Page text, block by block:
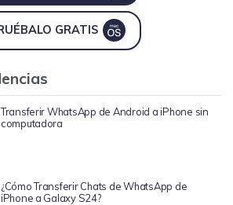
GRATIS󠀲󠀩󠀡󠀠󠀡󠀠󠀣󠀥󠀳
Transferir WhatsApp de Android a iPhone sin
computadora
¿Cómo Transferir Chats de WhatsApp de
iPhone a Galaxy S24?